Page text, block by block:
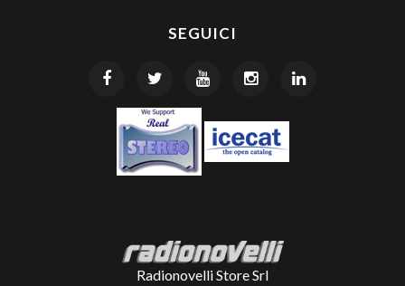
SEGUICI
Radionovelli Store Srl